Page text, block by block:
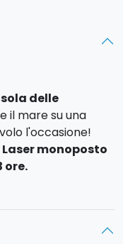
delle
il mare su una
l'occasione!
Laser monoposto
ore.
distanza
Femmine o